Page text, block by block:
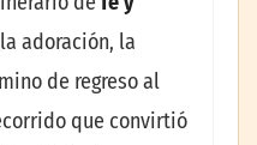
la adoración, la
de regreso al
que convirtió